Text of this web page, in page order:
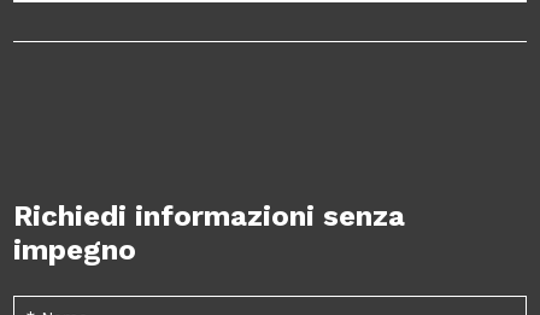
Richiedi informazioni senza
impegno